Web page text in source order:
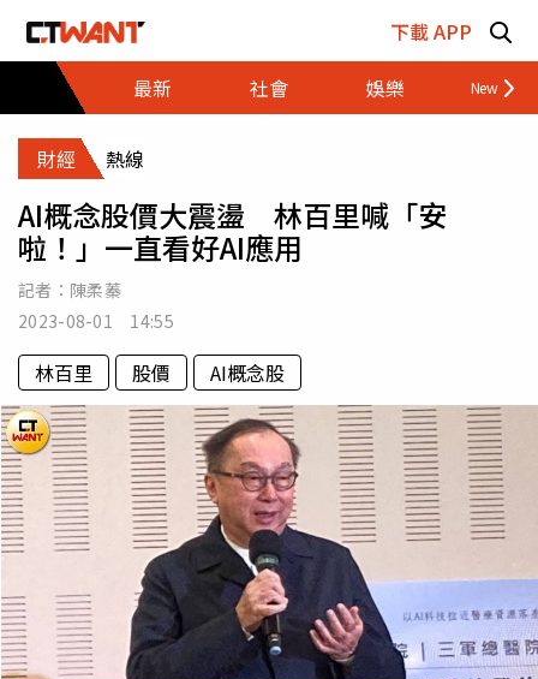
下載 APP
最新
社會 娛樂 財經
財經 熱線
AI概念股價大震盪 林百里喊「安
啦！」一直看好AI應用
記者： 陳柔蓁
2023-08-01 14:55
林百里 股價 AI概念股